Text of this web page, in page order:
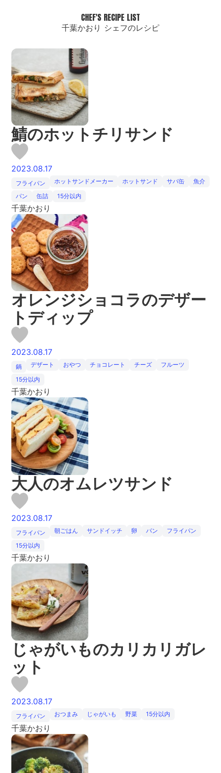
CHEF'S RECIPE LIST
千葉かおり シェフのレシピ
鯖のホットチリサンド
2023.08.17
フライパン ホットサンドメーカー ホットサンド サバ缶
魚介
パン
缶詰 15分以内
千葉かおり
オレンジショコラのデザー
トディップ
2023.08.17
鍋 デザート おやつ チョコレート チーズ
フルーツ
15分以内
千葉かおり
大人のオムレツサンド
2023.08.17
フライパン 朝ごはん サンドイッチ 卵 パン
フライパン
15分以内
千葉かおり
じゃがいものカリカリガレ
ット
2023.08.17
フライパン おつまみ じゃがいも 野菜 15分以内
千葉かおり